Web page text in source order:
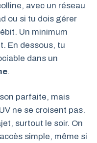
avec un réseau
ou si tu dois gérer
Un minimum
En dessous, tu
dans un
.
parfaite, mais
ne se croisent pas.
surtout le soir. On
simple, même si